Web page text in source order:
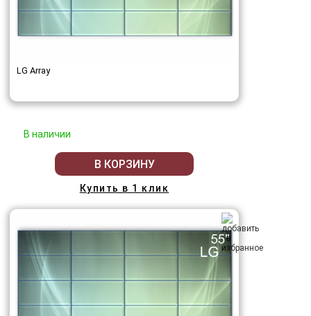
LG Array
В наличии
В КОРЗИНУ
Купить в 1 клик